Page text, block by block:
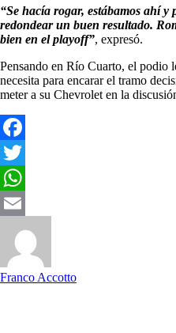
“Se hacía rogar, estábamos ahí
redondear un buen resultado.
bien en el playoff”, expresó.
Pensando en Río Cuarto, el podio
necesita para encarar el tramo
meter a su Chevrolet en la
Facebook
Twitter
WhatsApp
Email
Franco Accotto